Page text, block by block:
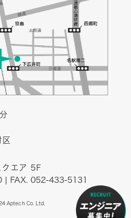
クエア 5F
| FAX. 052-433-5131
Aptech Co. Ltd.